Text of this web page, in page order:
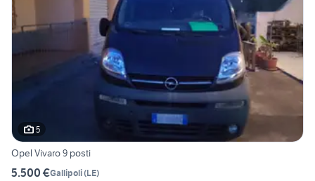
5
Opel Vivaro 9 posti
5.500 €Gallipoli(LE)